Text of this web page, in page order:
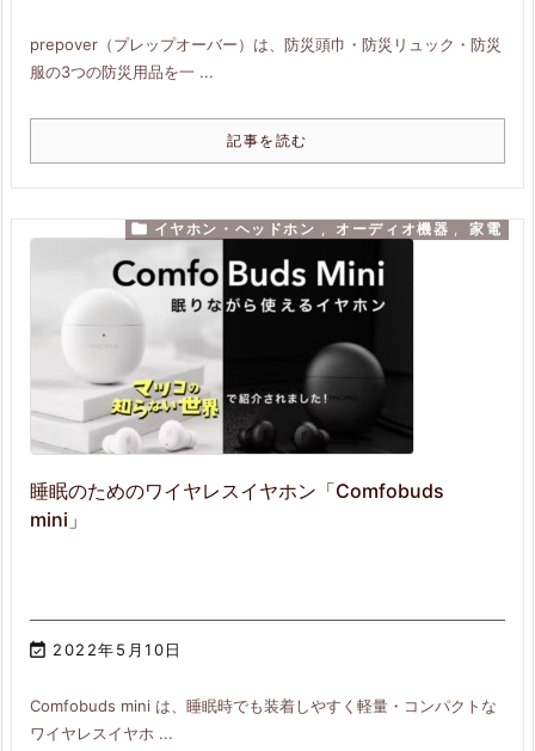
prepover（プレップオーバー）は、防災頭巾・防災リュック・防災
服の3つの防災用品を一 ...
記事を読む
睡眠のためのワイヤレスイヤホン「Comfobuds
mini」
 2022年5月10日
 イヤホン・ヘッドホン , オーディオ機器 , 家電
Comfobuds mini は、睡眠時でも装着しやすく軽量・コンパクトな
ワイヤレスイヤホ ...